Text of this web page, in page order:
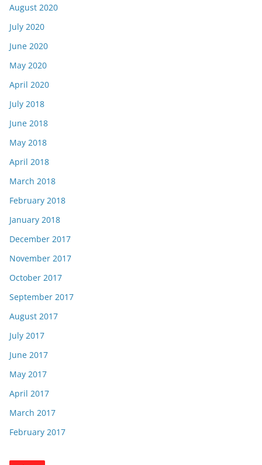
August 2020
July 2020
June 2020
May 2020
April 2020
July 2018
June 2018
May 2018
April 2018
March 2018
February 2018
January 2018
December 2017
November 2017
October 2017
September 2017
August 2017
July 2017
June 2017
May 2017
April 2017
March 2017
February 2017